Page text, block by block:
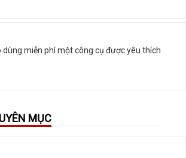
dùng miễn phí một công cụ được yêu thích
MỤC